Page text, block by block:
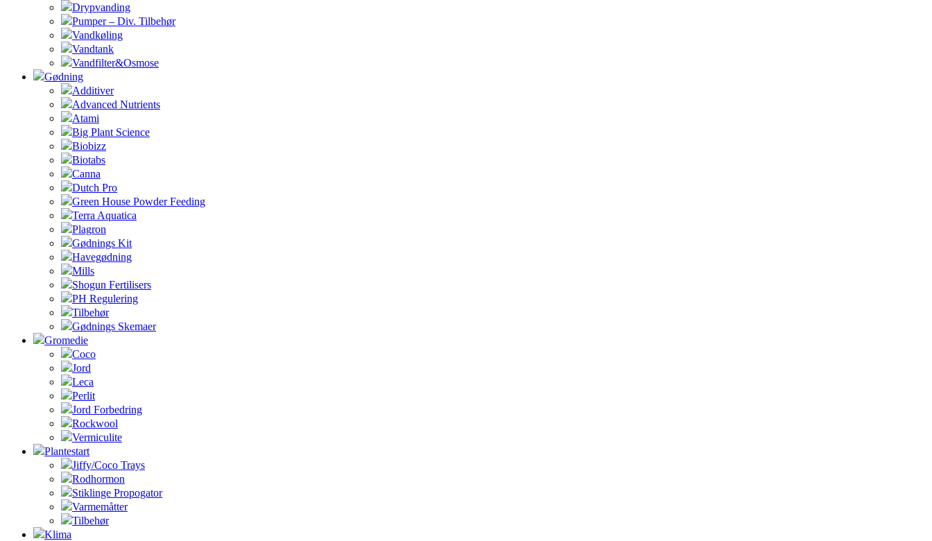
Drypvanding
Pumper – Div. Tilbehør
Vandkøling
Vandtank
Vandfilter&Osmose
Gødning
Additiver
Advanced Nutrients
Atami
Big Plant Science
Biobizz
Biotabs
Canna
Dutch Pro
Green House Powder Feeding
Terra Aquatica
Plagron
Gødnings Kit
Havegødning
Mills
Shogun Fertilisers
PH Regulering
Tilbehør
Gødnings Skemaer
Gromedie
Coco
Jord
Leca
Perlit
Jord Forbedring
Rockwool
Vermiculite
Plantestart
Jiffy/Coco Trays
Rodhormon
Stiklinge Propogator
Varmemåtter
Tilbehør
Klima